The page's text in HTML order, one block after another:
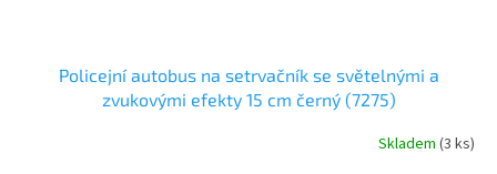
Policejní autobus na setrvačník se světelnými a
zvukovými efekty 15 cm černý (7275)
Skladem (3 ks)